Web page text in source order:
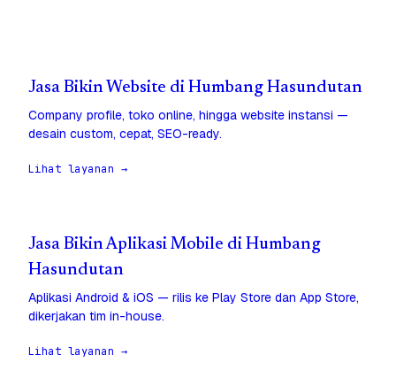
Jasa Bikin Website di Humbang Hasundutan
Company profile, toko online, hingga website instansi —
desain custom, cepat, SEO-ready.
Lihat layanan →
Jasa Bikin Aplikasi Mobile di Humbang
Hasundutan
Aplikasi Android & iOS — rilis ke Play Store dan App Store,
dikerjakan tim in-house.
Lihat layanan →